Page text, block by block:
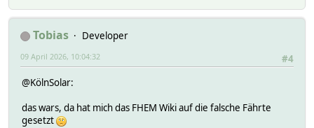
Tobias
Developer
#4
09 April 2026, 10:04:32
@KölnSolar:
das wars, da hat mich das FHEM Wiki auf die falsche Fährte
gesetzt